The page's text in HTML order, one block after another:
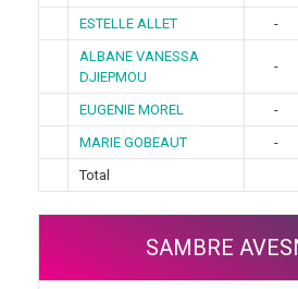
ESTELLE ALLET
-
ALBANE VANESSA
DJIEPMOU
-
EUGENIE MOREL -
MARIE GOBEAUT
-
Total
SAMBRE